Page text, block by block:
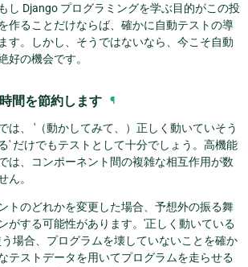
し Django プログラミングを学ぶ目的がこの投
作ることだけならば、確かに自動テストの導
す。しかし、そうではないなら、今こそ自動
好の機会です。
間を節約します ¶
は、 '（動かしてみて、）正しく動いていそう
' だけでもテストとして十分でしょう。高機能
は、コンポーネント間の複雑な相互作用が数
ん。
トのどれかを変更した場合、予想外の振る舞
がする可能性があります。'正しく動いている
場合、プログラムを壊していないことを確か
テストデータを用いてプログラムを走らせる